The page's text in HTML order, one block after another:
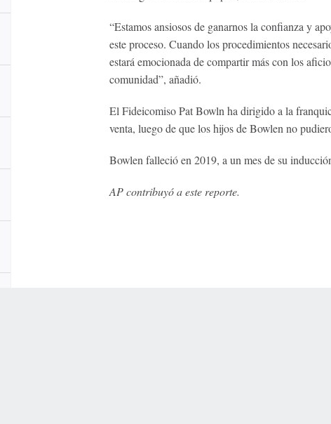
“Estamos ansiosos de ganarnos la confianza y
este proceso. Cuando los procedimientos
estará emocionada de compartir más con los
comunidad”, añadió.
El Fideicomiso Pat Bowln ha dirigido a la
venta, luego de que los hijos de Bowlen no
Bowlen falleció en 2019, a un mes de su
AP contribuyó a este reporte.